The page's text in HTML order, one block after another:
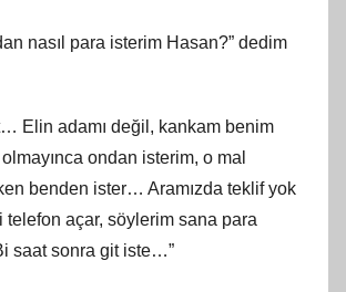
nasıl para isterim Hasan?” dedim
Elin adamı değil, kankam benim
ondan isterim, o mal
benden ister… Aramızda teklif yok
açar, söylerim sana para
saat sonra git iste…”